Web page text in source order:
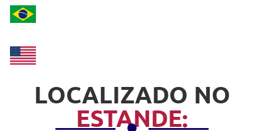
LOCALIZADO NO
ESTANDE: